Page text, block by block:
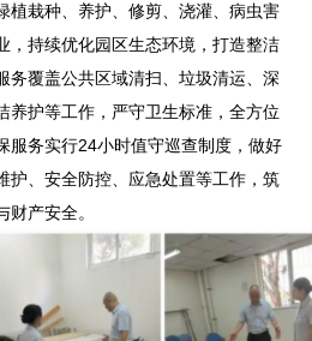
植栽种、养护、修剪、浇灌、病虫害
，持续优化园区生态环境，打造整洁
务覆盖公共区域清扫、垃圾清运、深
养护等工作，严守卫生标准，全方位
服务实行24小时值守巡查制度，做好
护、安全防控、应急处置等工作，筑
产安全。